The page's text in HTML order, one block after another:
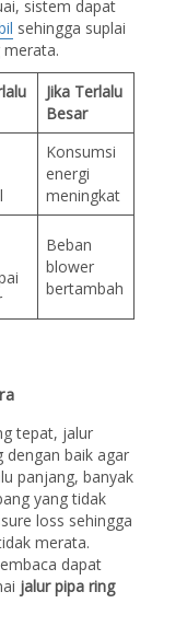
sistem dapat
sehingga suplai
Jika Terlalu
Besar
Konsumsi
energi
meningkat
Beban
blower
bertambah
tepat, jalur
dengan baik agar
panjang, banyak
yang tidak
loss sehingga
merata.
dapat
jalur pipa ring